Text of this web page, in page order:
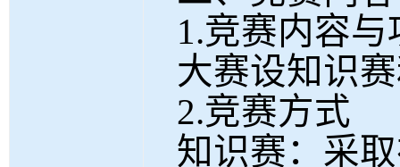
1.竞赛内容
大赛设知识
2.竞赛方式
知识赛：采